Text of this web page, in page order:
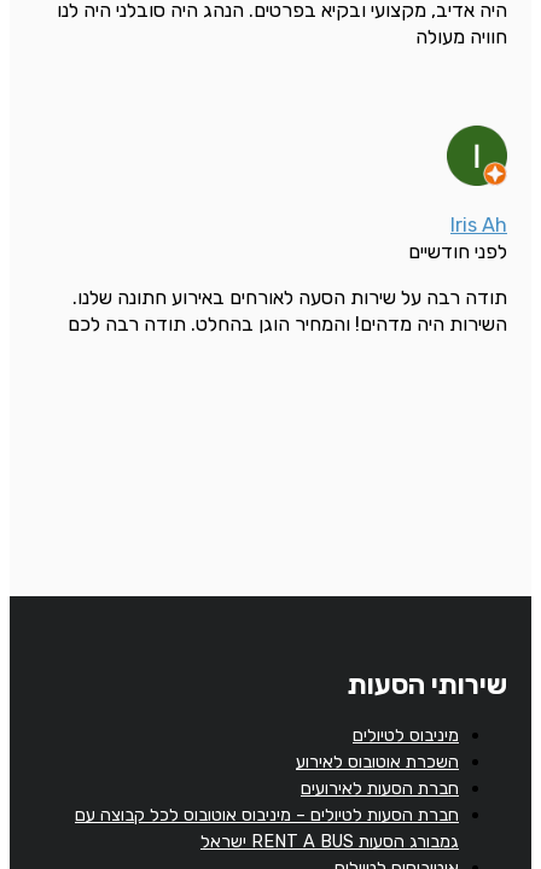
היה אדיב, מקצועי ובקיא בפרטים. הנהג היה סובלני היה לנו
חוויה מעולה
Iris Ah
לפני חודשיים
תודה רבה על שירות הסעה לאורחים באירוע חתונה שלנו.
השירות היה מדהים! והמחיר הוגן בהחלט. תודה רבה לכם
שירותי הסעות
מיניבוס לטיולים
השכרת אוטובוס לאירוע
חברת הסעות לאירועים
חברת הסעות לטיולים – מיניבוס אוטובוס לכל קבוצה עם
גמבורג הסעות RENT A BUS ישראל